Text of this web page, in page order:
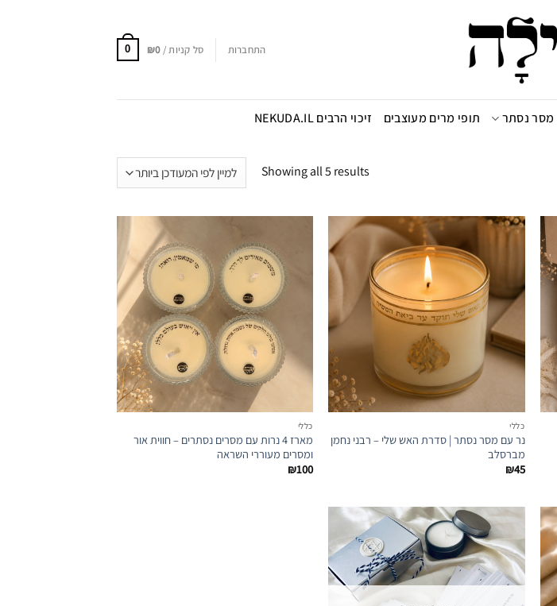
התחברות סל קניות / ₪0
0
מסר נסתר תופי מרים מעוצבים זיכוי הרבים NEKUDA.IL
Showing all 5 results
כללי
נר עם מסר נסתר | סדרת האש שלי – רבני נחמן
מברסלב
₪45
הוספה
לרשימת
המועדפים
כללי
מארז 4 נרות עם מסרים נסתרים – חווית אור
ומסרים מעוררי השראה
₪100
הוספה
לרשימת
המועדפים